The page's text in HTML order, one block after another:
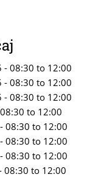
-08:30 to 12:00
-08:30 to 12:00
-08:30 to 12:00
08:30 to 12:00
08:30 to 12:00
08:30 to 12:00
08:30 to 12:00
08:30 to 12:00